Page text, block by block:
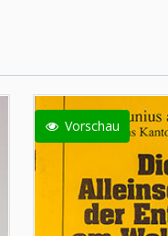
Vorschau